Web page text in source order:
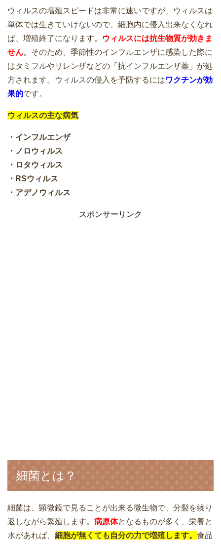
ウィルスの増殖スピードは非常に速いですが、ウィルスは
単体では生きていけないので、細胞内に侵入出来なくなれ
ば、増殖終了になります。
ウィルスには抗生物質が効きま
せん。そのため、季節性のインフルエンザに感染した際に
はタミフルやリレンザなどの「抗インフルエンザ薬」が処
方されます。ウィルスの侵入を予防するにはワクチンが効
果的です。
ウィルスの主な病気
・インフルエンザ
・ノロウィルス
・ロタウィルス
・RSウィルス
・アデノウィルス
スポンサーリンク
細菌とは？
細菌は、顕微鏡で見ることが出来る微生物で、分裂を繰り
返しながら繁殖します。 病原体となるものが多く、栄養と
水があれば、 細胞が無くても自分の力で増殖します。 食品